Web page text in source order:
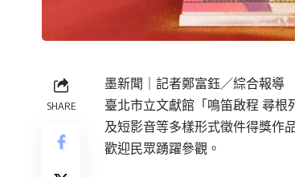
SHARE
墨新聞 ｜記者鄭富鈺／綜合報導
臺北市立文獻館「鳴笛啟程 尋根
及短影音等多樣形式徵件得獎作
歡迎民眾踴躍參觀。